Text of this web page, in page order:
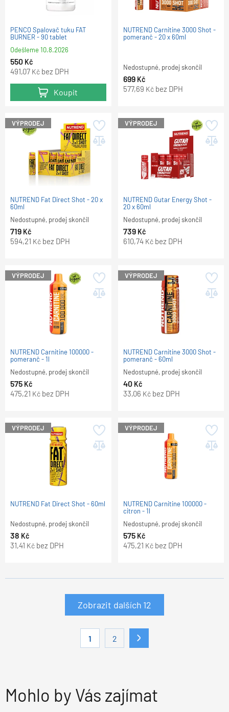
PENCO Spalovač tuku FAT
BURNER - 90 tablet
Odešleme10.8.2026
550 Kč
491,07 Kč bez DPH
Koupit
NUTREND Carnitine 3000 Shot -
pomeranč - 20 x 60ml
Nedostupné, prodej skončil
699 Kč
577,69 Kč bez DPH
VÝPRODEJ
NUTREND Fat Direct Shot - 20 x
60ml
Nedostupné, prodej skončil
719 Kč
594,21 Kč bez DPH
VÝPRODEJ
NUTREND Gutar Energy Shot -
20 x 60ml
Nedostupné, prodej skončil
739 Kč
610,74 Kč bez DPH
VÝPRODEJ
NUTREND Carnitine 100000 -
pomeranč - 1l
Nedostupné, prodej skončil
575 Kč
475,21 Kč bez DPH
VÝPRODEJ
NUTREND Carnitine 3000 Shot -
pomeranč - 60ml
Nedostupné, prodej skončil
40 Kč
33,06 Kč bez DPH
VÝPRODEJ
NUTREND Fat Direct Shot - 60ml
Nedostupné, prodej skončil
38 Kč
31,41 Kč bez DPH
VÝPRODEJ
NUTREND Carnitine 100000 -
citron - 1l
Nedostupné, prodej skončil
575 Kč
475,21 Kč bez DPH
1 2
Zobrazit dalších 12
Mohlo by Vás zajímat